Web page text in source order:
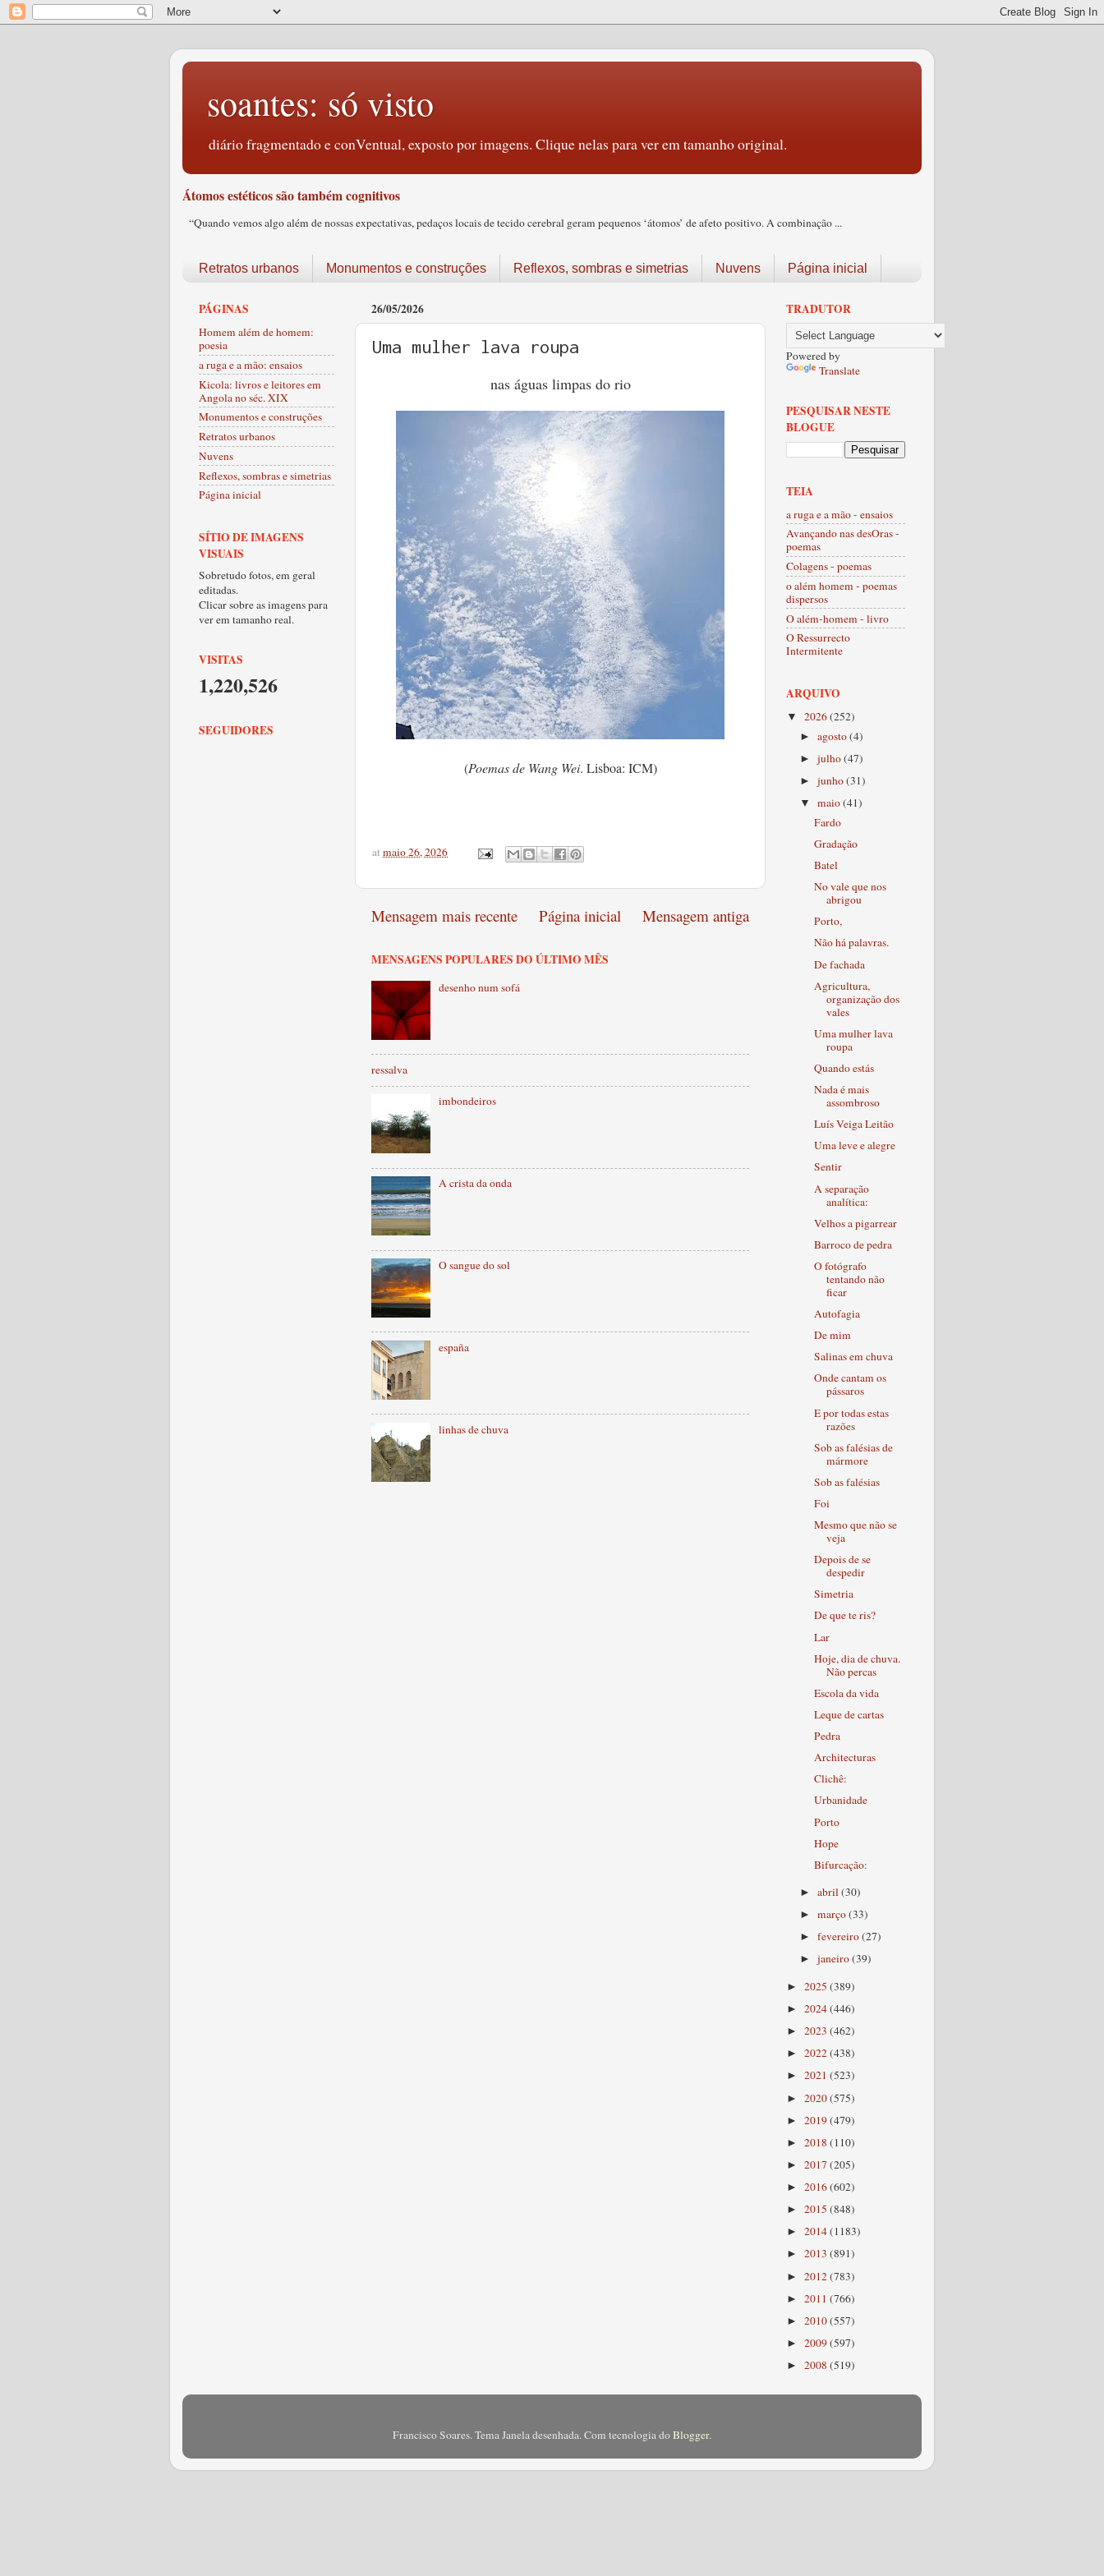
soantes: só visto
diário fragmentado e conVentual, exposto por imagens. Clique nelas para ver em tamanho original.
Átomos estéticos são também cognitivos
“Quando vemos algo além de nossas expectativas, pedaços locais de tecido cerebral geram pequenos ‘átomos’ de afeto positivo. A combinação ...
Retratos urbanos Monumentos e construções Reflexos, sombras e simetrias Nuvens Página inicial
26/05/2026
Uma mulher lava roupa
nas águas limpas do rio
(Poemas de Wang Wei. Lisboa: ICM)
atmaio 26, 2026
Mensagem mais recente Mensagem antiga
Página inicial
MENSAGENS POPULARES DO ÚLTIMO MÊS
desenho num sofá
ressalva
imbondeiros
A crista da onda
O sangue do sol
españa
linhas de chuva
PÁGINAS
Homem além de homem:
poesia
a ruga e a mão: ensaios
Kicola: livros e leitores em
Angola no séc. XIX
Monumentos e construções
Retratos urbanos
Nuvens
Reflexos, sombras e simetrias
Página inicial
SÍTIO DE IMAGENS
VISUAIS
Sobretudo fotos, em geral
editadas.
Clicar sobre as imagens para
ver em tamanho real.
VISITAS
1,220,526
SEGUIDORES
TRADUTOR
Powered by
Translate
PESQUISAR NESTE
BLOGUE
TEIA
a ruga e a mão - ensaios
Avançando nas desOras -
poemas
Colagens - poemas
o além homem - poemas
dispersos
O além-homem - livro
O Ressurrecto
Intermitente
ARQUIVO
▼ 2026(252)
►agosto(4)
►julho(47)
►junho(31)
▼maio(41)
Fardo
Gradação
Batel
No vale que nos
abrigou
Porto,
Não há palavras.
De fachada
Agricultura,
organização dos
vales
Uma mulher lava
roupa
Quando estás
Nada é mais
assombroso
Luís Veiga Leitão
Uma leve e alegre
Sentir
A separação
analítica:
Velhos a pigarrear
Barroco de pedra
O fotógrafo
tentando não
ficar
Autofagia
De mim
Salinas em chuva
Onde cantam os
pássaros
E por todas estas
razões
Sob as falésias de
mármore
Sob as falésias
Foi
Mesmo que não se
veja
Depois de se
despedir
Simetria
De que te ris?
Lar
Hoje, dia de chuva.
Não percas
Escola da vida
Leque de cartas
Pedra
Architecturas
Clichê:
Urbanidade
Porto
Hope
Bifurcação:
►abril(30)
►março(33)
►fevereiro(27)
►janeiro(39)
► 2025 (389)
► 2024(446)
► 2023 (462)
► 2022(438)
► 2021 (523)
► 2020(575)
► 2019(479)
► 2018 (110)
► 2017 (205)
► 2016(602)
► 2015 (848)
► 2014(1183)
► 2013 (891)
► 2012(783)
► 2011 (766)
► 2010(557)
► 2009(597)
► 2008 (519)
Francisco Soares. Tema Janela desenhada. Com tecnologia doBlogger.